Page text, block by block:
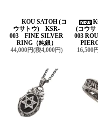
KOU SATOH (コ
ウサトウ) KSR-
003 FINE SILVER
RING（純銀）
44,000円(税4,000円)
(コウ
003
16,500